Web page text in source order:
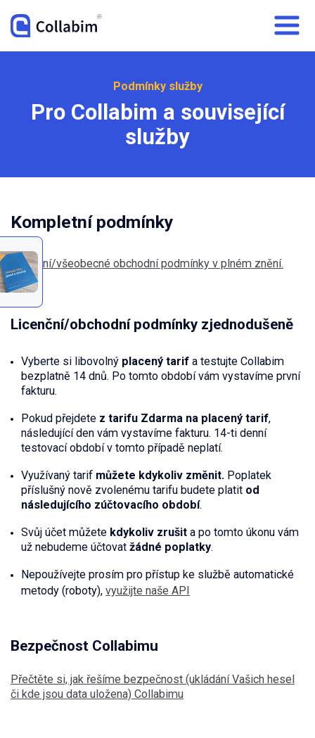
Podmínky služby
Pro Collabim a související
služby
Kompletní podmínky
Licenční/všeobecné obchodní podmínky v plném znění.
Licenční/obchodní podmínky zjednodušeně
Vyberte si libovolný placený tarif a testujte Collabim
bezplatně 14 dnů. Po tomto období vám vystavíme první
fakturu.
Pokud přejdete z tarifu Zdarma na placený tarif,
následující den vám vystavíme fakturu. 14-ti denní
testovací období v tomto případě neplatí.
Využívaný tarif můžete kdykoliv změnit. Poplatek
příslušný nově zvolenému tarifu budete platit od
následujícího zúčtovacího období.
Svůj účet můžete kdykoliv zrušit a po tomto úkonu vám
už nebudeme účtovat žádné poplatky.
Nepoužívejte prosím pro přístup ke službě automatické
metody (roboty), využijte naše API
Bezpečnost Collabimu
Přečtěte si, jak řešíme bezpečnost (ukládání Vašich hesel
či kde jsou data uložena) Collabimu